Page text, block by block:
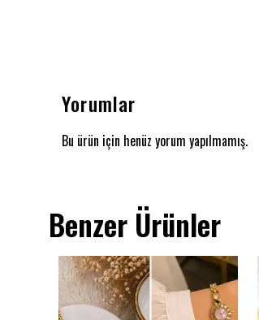
Yorumlar
Bu ürün için henüz yorum yapılmamış.
Benzer Ürünler